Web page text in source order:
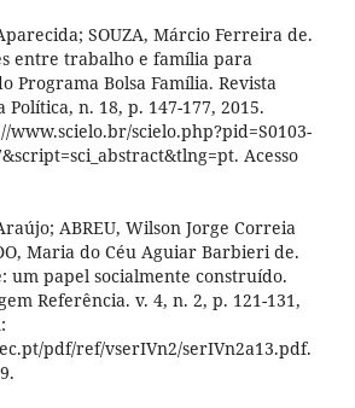
SOUZA, Márcio Ferreira de.
entre trabalho e família para
Programa Bolsa Família. Revista
n. 18, p. 147-177, 2015.
www.scielo.br/scielo.php?pid=S0103-
Acesso
ABREU, Wilson Jorge Correia
Maria do Céu Aguiar Barbieri de.
um papel socialmente construído.
Referência. v. 4, n. 2, p. 121-131,
pdf/ref/vserIVn2/serIVn2a13.pdf.